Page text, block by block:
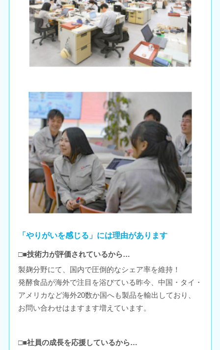
「やりがいを感じる」には理由があります
□■技術力が評価されているから…
製麹分野にて、国内で圧倒的なシェア率を維持！
発酵食品が海外で注目を浴びている昨今、中国・タイ・
アメリカなど海外20数か国へも製品を輸出しており、
お問い合わせはますます増えています。
□■社員の成長を応援しているから…